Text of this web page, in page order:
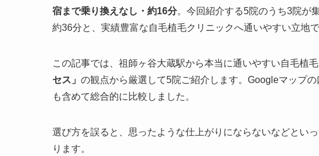
宿まで乗り換えなし・約16分。今回紹介する5院のうち3院が
約36分と、実績豊富な自毛植毛クリニックへ通いやすい立地で
この記事では、祖師ヶ谷大蔵駅から本当に通いやすい自毛植毛
セス」 の観点から厳選して5院ご紹介します。Googleマップ
も含めて総合的に比較しました。
選び方を誤ると、思ったような仕上がりにならないなどといっ
ります。